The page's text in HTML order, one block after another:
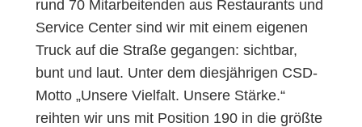
rund 70 Mitarbeitenden aus Restaurants und
Service Center sind wir mit einem eigenen
Truck auf die Straße gegangen: sichtbar,
bunt und laut. Unter dem diesjährigen CSD-
Motto „Unsere Vielfalt. Unsere Stärke.“
reihten wir uns mit Position 190 in die größte